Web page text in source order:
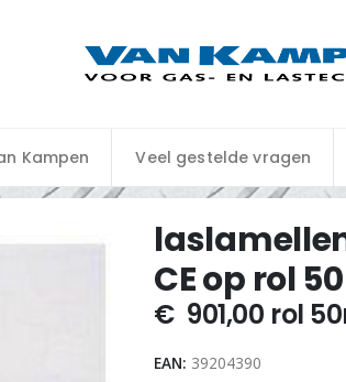
Kampen Veel gestelde vragen
CE op rol
€ 901,00 rol
EAN: 39204390